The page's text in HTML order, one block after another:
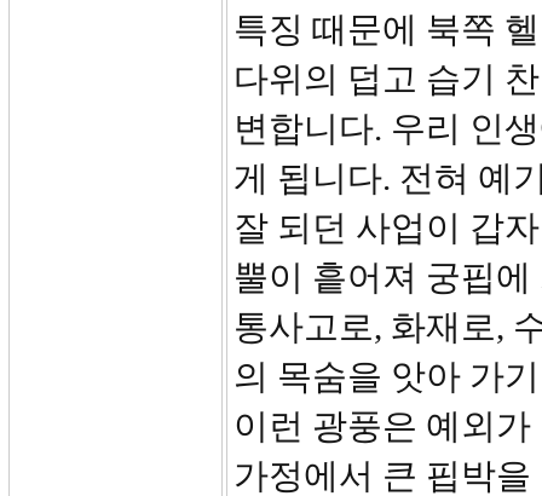
특징 때문에 북쪽
다위의 덥고 습기
변합니다. 우리 인
게 됩니다. 전혀 예
잘 되던 사업이 갑
뿔이 흩어져 궁핍
통사고로, 화재로,
의 목숨을 앗아 가
이런 광풍은 예외
가정에서 큰 핍박